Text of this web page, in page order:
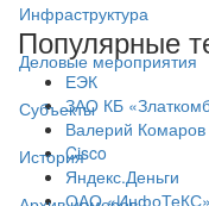
Инфраструктура
Деловые мероприятия
Субъекты
История
Популярные
ЕЭК
ЗАО КБ
Валерий Комаров
Cisco
Яндекс.Деньги
ОАО «ИнфоТеКС»